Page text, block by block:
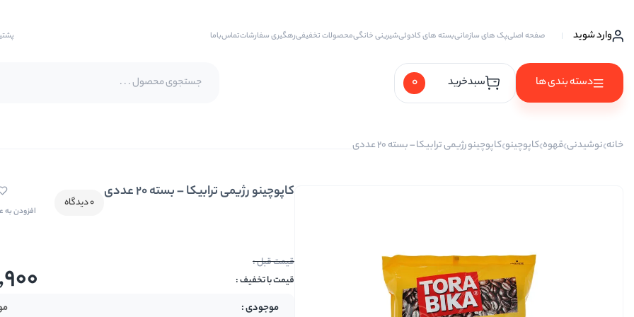
وارد شوید صفحه اصلیپک های سازمانیبسته های کادوئیشیرینی خانگیمحصولات تخفیفیرهگیری سفارشاتتماس‌با‌ما
دسته بندی ها
آجیل مخلوط
پسته
بادام
سبدخرید 0
خانه نوشیدنی قهوه کاپوچینو کاپوچینو رژیمی ترابیکا – بسته 20 عددی
کاپوچینو رژیمی ترابیکا – بسته 20 عددی
0 دیدگاه
افزودن به